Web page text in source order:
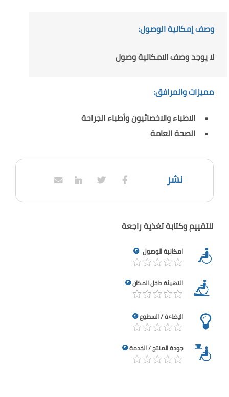
وصف إمكانية الوصول:
لا يوجد وصف الامكانية وصول
مميزات والمرافق:
الاطباء والاخصائيون وأطباء الجراحة
الصحة العامة
نشر
للتقييم وكتابة تغذية راجعة
امكانية الوصول
التهيئة داخل المكان
الإضاءة / السطوع
جودة المنتج / الخدمة